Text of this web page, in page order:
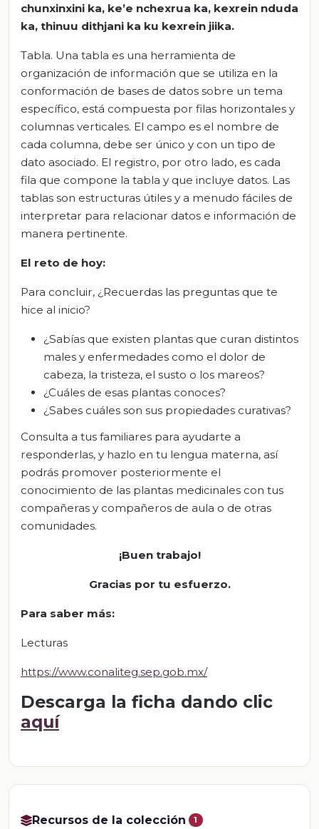
chunxinxini ka, ke’e nchexrua ka, kexrein nduda
ka, thinuu dithjani ka ku kexrein jiika.
Tabla. Una tabla es una herramienta de
organización de información que se utiliza en la
conformación de bases de datos sobre un tema
específico, está compuesta por filas horizontales y
columnas verticales. El campo es el nombre de
cada columna, debe ser único y con un tipo de
dato asociado. El registro, por otro lado, es cada
fila que compone la tabla y que incluye datos. Las
tablas son estructuras útiles y a menudo fáciles de
interpretar para relacionar datos e información de
manera pertinente.
El reto de hoy:
Para concluir, ¿Recuerdas las preguntas que te
hice al inicio?
¿Sabías que existen plantas que curan distintos
males y enfermedades como el dolor de
cabeza, la tristeza, el susto o los mareos?
¿Cuáles de esas plantas conoces?
¿Sabes cuáles son sus propiedades curativas?
Consulta a tus familiares para ayudarte a
responderlas, y hazlo en tu lengua materna, así
podrás promover posteriormente el
conocimiento de las plantas medicinales con tus
compañeras y compañeros de aula o de otras
comunidades.
¡Buen trabajo!
Gracias por tu esfuerzo.
Para saber más:
Lecturas
https://www.conaliteg.sep.gob.mx/
Descarga la ficha dando clic
aquí
Recursos de la colección 1